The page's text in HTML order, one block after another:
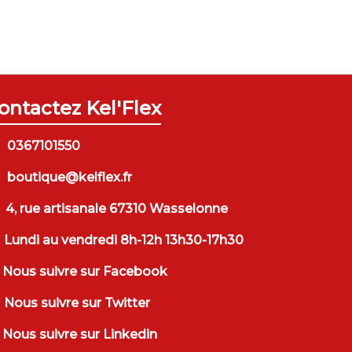
Kel'Flex
0367101550
boutique@kelflex.fr
4, rue artisanale 67310 Wasselonne
Lundi au vendredi 8h-12h 13h30-17h30
Nous suivre sur Facebook
Nous suivre sur Twitter
Nous suivre sur Linkedin